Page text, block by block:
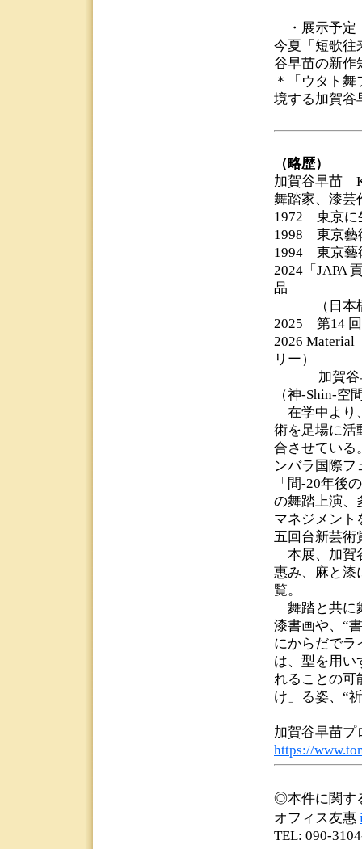
・展示予定
今夏「短歌往
谷早苗の新
＊「ウタト
境する加賀谷
（略歴）
加賀谷早苗
舞踏家、漆芸
1972 東京に
1998 東京藝
1994 東京藝
2024「JAPA
品
（日本橋
2025 第14 回
2026 Material
リー）
加賀谷早
（神-Shin-空
在学中より
術を足場に活
合させている
ンバラ国際
「間-20年後
の舞踏上演、
マネジメント
五回台新芸術
本展、加賀
惠み、麻と漆
覧。
舞踏と共に
漆書画や、“
にからだでラ
は、型を用い
れることの可
け」る姿、“
加賀谷早苗プ
https://
◎本件に関す
オフィス友惠
TEL: 090-